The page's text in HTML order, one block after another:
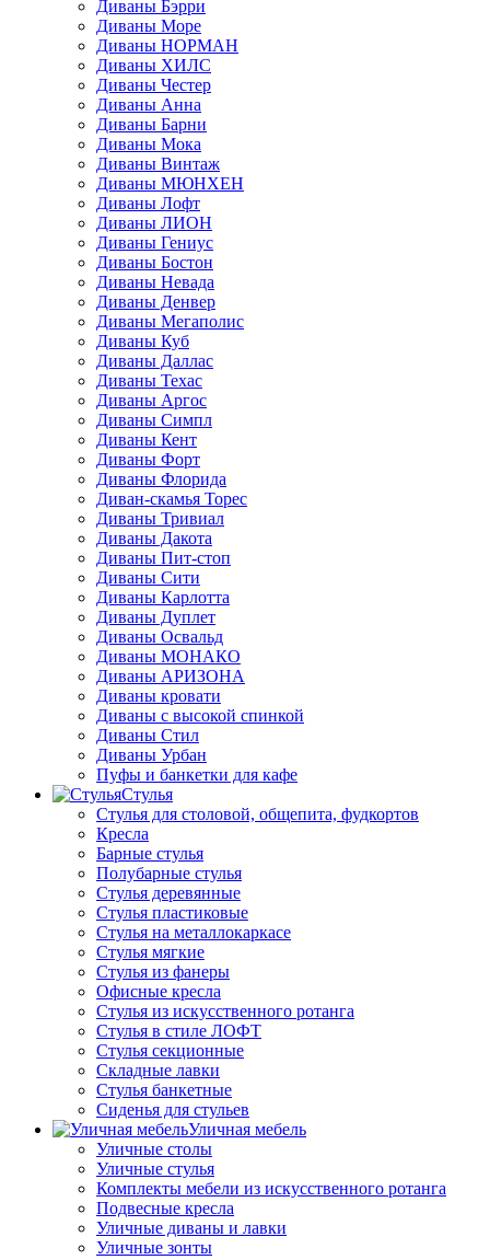
Диваны Бэрри
Диваны Море
Диваны НОРМАН
Диваны ХИЛС
Диваны Честер
Диваны Анна
Диваны Барни
Диваны Мока
Диваны Винтаж
Диваны МЮНХЕН
Диваны Лофт
Диваны ЛИОН
Диваны Гениус
Диваны Бостон
Диваны Невада
Диваны Денвер
Диваны Мегаполис
Диваны Куб
Диваны Даллас
Диваны Техас
Диваны Аргос
Диваны Симпл
Диваны Кент
Диваны Форт
Диваны Флорида
Диван-скамья Торес
Диваны Тривиал
Диваны Дакота
Диваны Пит-стоп
Диваны Сити
Диваны Карлотта
Диваны Дуплет
Диваны Освальд
Диваны МОНАКО
Диваны АРИЗОНА
Диваны кровати
Диваны с высокой спинкой
Диваны Стил
Диваны Урбан
Пуфы и банкетки для кафе
Стулья
Стулья для столовой, общепита, фудкортов
Кресла
Барные стулья
Полубарные стулья
Стулья деревянные
Стулья пластиковые
Стулья на металлокаркасе
Стулья мягкие
Стулья из фанеры
Офисные кресла
Стулья из искусственного ротанга
Стулья в стиле ЛОФТ
Стулья секционные
Складные лавки
Стулья банкетные
Сиденья для стульев
Уличная мебель
Уличные столы
Уличные стулья
Комплекты мебели из искусственного ротанга
Подвесные кресла
Уличные диваны и лавки
Уличные зонты